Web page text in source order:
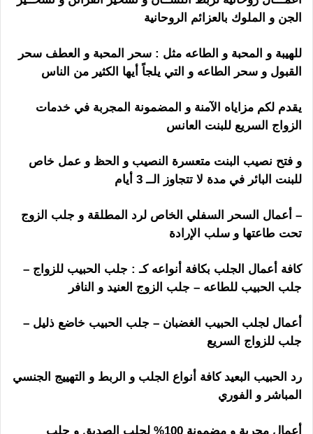
الجن و الملوك بالعزائم الروحانية
للهيبة و المحبة و الطاعه مثل : سحر المحبة و العطف سحر
القبول و سحر الطاعه و التي يلجاً أيها الكثير من الناس
يقدم لكم مزاياه الآمنة و المضمونة المجربة في خدمات
الزواج السريع للبنت العانس
و فتح نصيب البنت متعسرة النصيب و الحظ و عمل خاص
للبنت البائر في مدة لا تتجاوز الــ 3 أيام
– أعمال السحر السفلي الخاص لرد المطلقة و جلب الزوج
تحت طاعتها و سلب الإرادة
كافة أعمال الجلب بكافة أنواعه كـ : جلب الحبيب للزواج –
جلب الحبيب للطاعه – جلب الزوج العنيد و النافر
أعمال لجلب الحبيب الغضبان – جلب الحبيب خاضع ذليل –
جلب للزواج السريع
رد الحبيب البعيد كافة أنواع الجلب و الربط و التهييج الجنسي
المباشر و الفوري
أعمال مجربة و مضمونة 100% لجلب الصديق و جلب